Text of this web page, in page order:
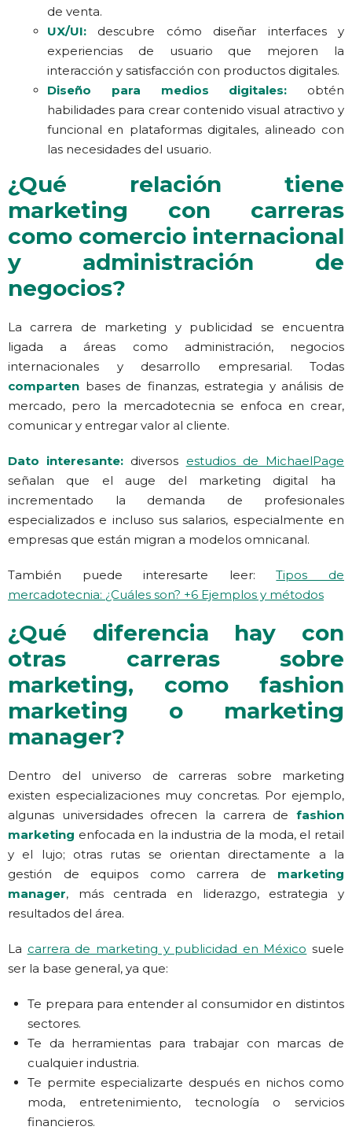
de venta.
UX/UI: descubre cómo diseñar interfaces y
experiencias de usuario que mejoren la
interacción y satisfacción con productos digitales.
Diseño para medios digitales: obtén
habilidades para crear contenido visual atractivo y
funcional en plataformas digitales, alineado con
las necesidades del usuario.
¿Qué relación tiene
marketing con carreras
como comercio internacional
y administración de
negocios?
La carrera de marketing y publicidad se encuentra
ligada a áreas como administración, negocios
internacionales y desarrollo empresarial. Todas
comparten bases de finanzas, estrategia y análisis de
mercado, pero la mercadotecnia se enfoca en crear,
comunicar y entregar valor al cliente.
Dato interesante: diversos estudios de MichaelPage
señalan que el auge del marketing digital ha
incrementado la demanda de profesionales
especializados e incluso sus salarios, especialmente en
empresas que están migran a modelos omnicanal.
También puede interesarte leer:Tipos de
mercadotecnia: ¿Cuáles son? +6 Ejemplos y métodos
¿Qué diferencia hay con
otras carreras sobre
marketing, como fashion
marketing o marketing
manager?
Dentro del universo de carreras sobre marketing
existen especializaciones muy concretas. Por ejemplo,
algunas universidades ofrecen la carrera de fashion
marketing enfocada en la industria de la moda, el retail
y el lujo; otras rutas se orientan directamente a la
gestión de equipos como carrera de marketing
manager, más centrada en liderazgo, estrategia y
resultados del área.
La carrera de marketing y publicidad en México suele
ser la base general, ya que:
Te prepara para entender al consumidor en distintos
sectores.
Te da herramientas para trabajar con marcas de
cualquier industria.
Te permite especializarte después en nichos como
moda, entretenimiento, tecnología o servicios
financieros.